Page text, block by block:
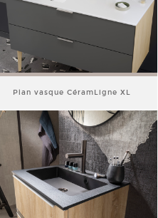
Plan vasque CéramLigne XL